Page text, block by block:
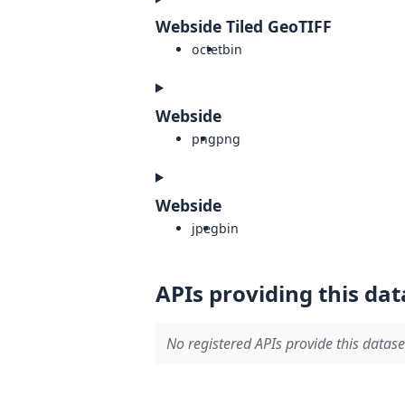
Webside Tiled GeoTIFF
octetbin
Webside
pngpng
Webside
jpegbin
APIs providing this
No registered APIs provide this